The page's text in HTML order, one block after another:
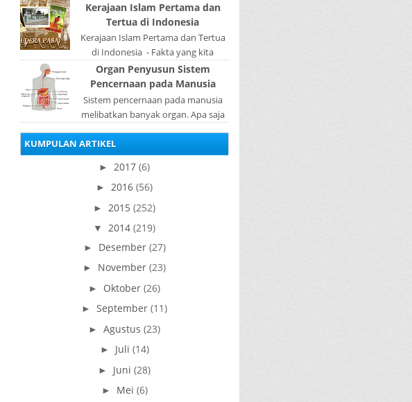
bentuk energi yang dapat berpindah
atau mengalir dari benda yang ...
Kerajaan Islam Pertama dan
Tertua di Indonesia
Kerajaan Islam Pertama dan Tertua
di Indonesia - Fakta yang kita
ketahui selama ini bahwa kerajaan
Samudera Pasai merupakan
kerajaan ...
Organ Penyusun Sistem
Pencernaan pada Manusia
Sistem pencernaan pada manusia
melibatkan banyak organ. Apa saja
pada manusia ? Organ penyusun
sistem p...
KUMPULAN ARTIKEL
► 2017 (6)
► 2016 (56)
► 2015 (252)
▼ 2014 (219)
► Desember (27)
► November (23)
► Oktober (26)
► September (11)
► Agustus (23)
► Juli (14)
► Juni (28)
► Mei (6)